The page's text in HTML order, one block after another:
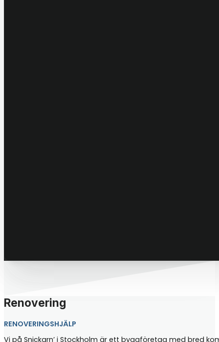
Renovering
RENOVERINGSHJÄLP
Vi på Snickarn’ i Stockholm är ett byggföretag med bred